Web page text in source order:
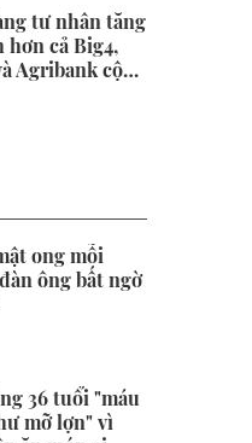
tư nhân tăng
hơn cả Big4,
Agribank cộng
ong mỗi
ông bất ngờ
36 tuổi "máu
mỡ lợn" vì